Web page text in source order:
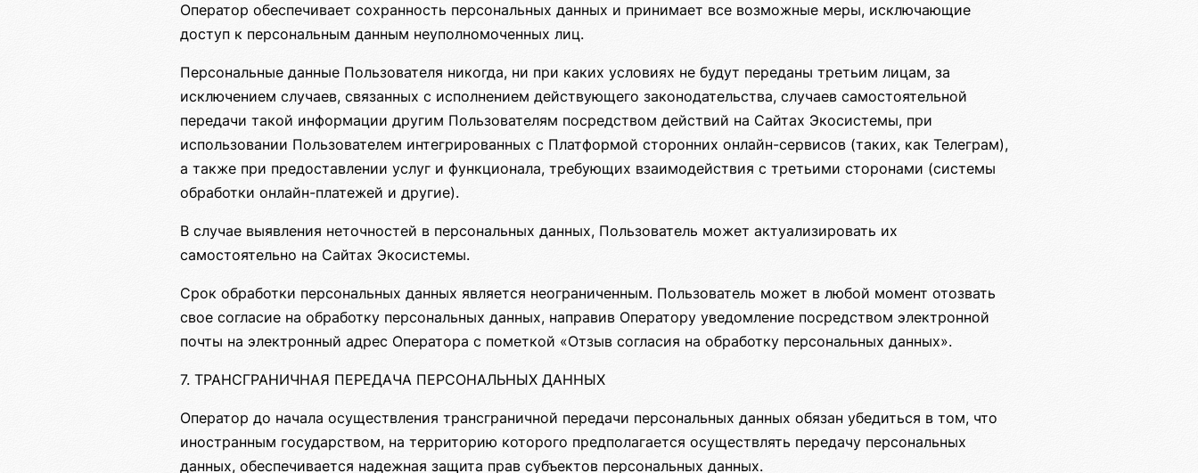
Оператор обеспечивает сохранность персональных данных и принимает все возможные меры, исключающие
доступ к персональным данным неуполномоченных лиц.
Персональные данные Пользователя никогда, ни при каких условиях не будут переданы третьим лицам, за
исключением случаев, связанных с исполнением действующего законодательства, случаев самостоятельной
передачи такой информации другим Пользователям посредством действий на Сайтах Экосистемы, при
использовании Пользователем интегрированных с Платформой сторонних онлайн-сервисов (таких, как Телеграм),
а также при предоставлении услуг и функционала, требующих взаимодействия с третьими сторонами (системы
обработки онлайн-платежей и другие).
В случае выявления неточностей в персональных данных, Пользователь может актуализировать их
самостоятельно на Сайтах Экосистемы.
Срок обработки персональных данных является неограниченным. Пользователь может в любой момент отозвать
свое согласие на обработку персональных данных, направив Оператору уведомление посредством электронной
почты на электронный адрес Оператора с пометкой «Отзыв согласия на обработку персональных данных».
7. ТРАНСГРАНИЧНАЯ ПЕРЕДАЧА ПЕРСОНАЛЬНЫХ ДАННЫХ
Оператор до начала осуществления трансграничной передачи персональных данных обязан убедиться в том, что
иностранным государством, на территорию которого предполагается осуществлять передачу персональных
данных, обеспечивается надежная защита прав субъектов персональных данных.